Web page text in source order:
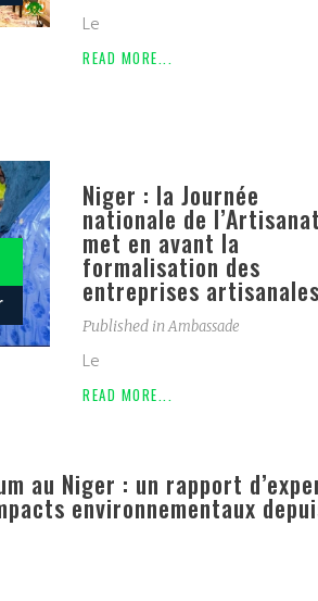
Le
READ MORE...
Niger : la Journée
nationale de l’Artisanat
met en avant la
formalisation des
entreprises artisanales
Published inAmbassade
Le
READ MORE...
au Niger : un rapport
environnementaux